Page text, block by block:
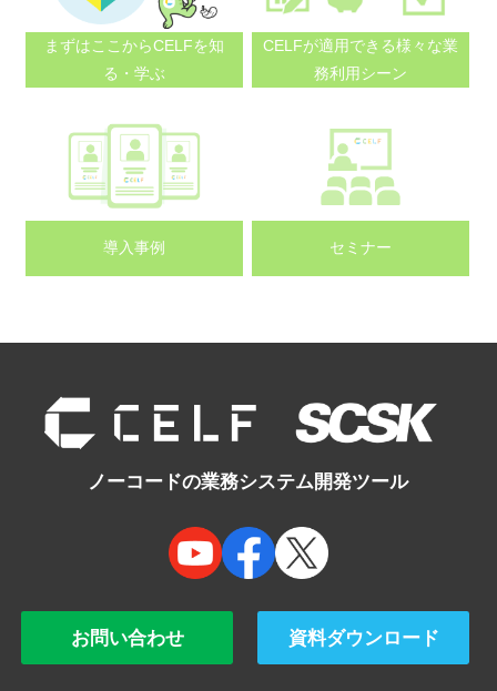
まずはここからCELFを知
る・学ぶ
CELFが適用できる様々な業
務利用シーン
導入事例 セミナー
ノーコードの業務システム開発ツール
お問い合わせ 資料ダウンロード